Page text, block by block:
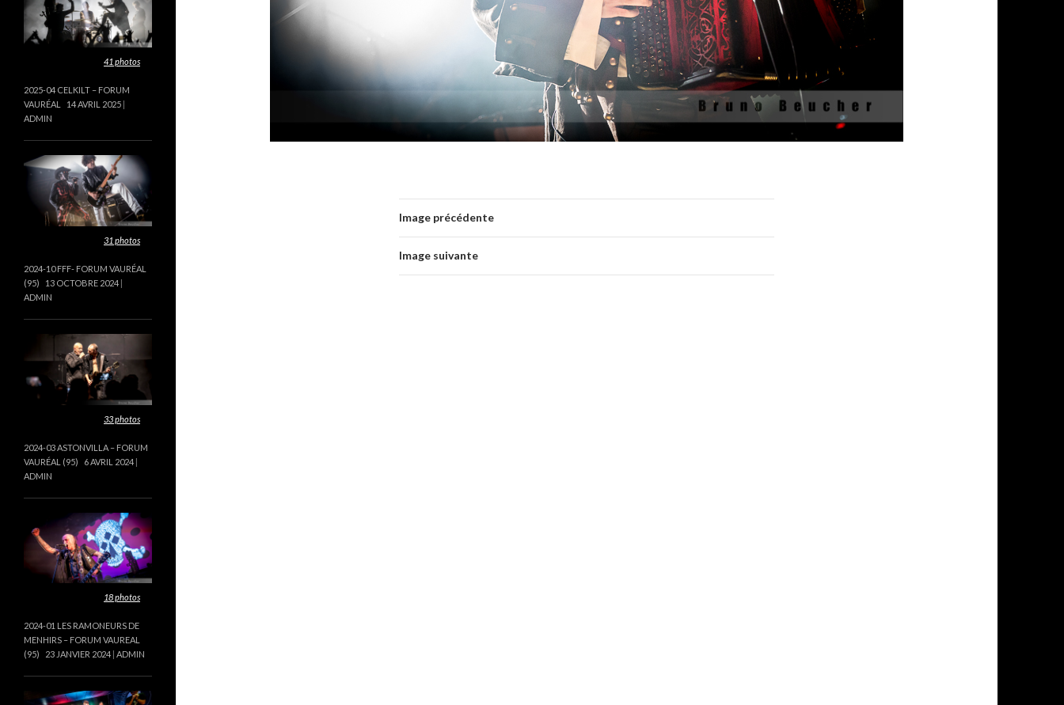
Image précédente
Image suivante
41 photos
2025-04 CELKILT – FORUM
VAURÉAL
14 AVRIL 2025
ADMIN
31 photos
2024-10 FFF- FORUM VAURÉAL
(95)
13 OCTOBRE 2024
ADMIN
33 photos
2024-03 ASTONVILLA – FORUM
VAURÉAL (95)
6 AVRIL 2024
ADMIN
18 photos
2024-01 LES RAMONEURS DE
MENHIRS – FORUM VAUREAL
(95)
23 JANVIER 2024 ADMIN